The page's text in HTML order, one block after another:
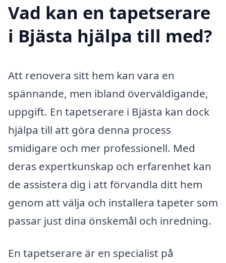
Vad kan en tapetserare
i Bjästa hjälpa till med?
Att renovera sitt hem kan vara en
spännande, men ibland överväldigande,
uppgift. En tapetserare i Bjästa kan dock
hjälpa till att göra denna process
smidigare och mer professionell. Med
deras expertkunskap och erfarenhet kan
de assistera dig i att förvandla ditt hem
genom att välja och installera tapeter som
passar just dina önskemål och inredning.
En tapetserare är en specialist på